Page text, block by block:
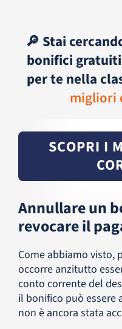
🔎 Stai
bonifici
per te nella
migliori
SCOPRI I
Annullare un
revocare il
Come abbiamo visto,
occorre anzitutto
conto corrente del
il bonifico può essere
non è ancora stata